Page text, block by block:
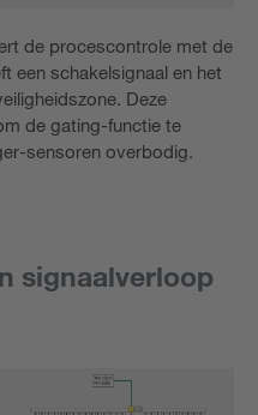
de procescontrole met de
een schakelsignaal en het
Deze
de gating-functie te
sensoren overbodig.
signaalverloop